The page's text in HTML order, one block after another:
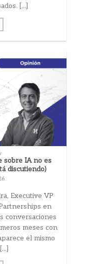
[...]
sobre IA no es
discutiendo)
Executive VP
en
conversaciones
meses con
el mismo